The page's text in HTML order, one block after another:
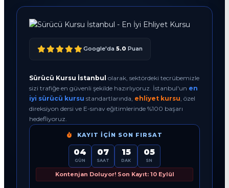
Google'da 5.0 Puan
Sürücü Kursu İstanbul olarak, sektördeki tecrübemizle
sizi trafiğe en güvenli şekilde hazırlıyoruz. İstanbul'un en
iyi sürücü kursu standartlarında, ehliyet kursu , özel
direksiyon dersi ve E-sınav eğitimlerinde %100 başarı
hedefliyoruz.
KAYIT İÇIN SON FIRSAT
04
GÜN
07
SAAT
15
DAK
04
SN
Kontenjan Doluyor! Son Kayıt: 10 Eylül